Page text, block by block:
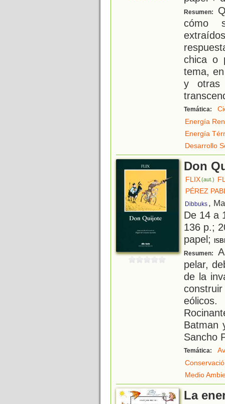
Resumen:
cómo
chica o
tema,
y otras
Temática:
Energía
Energía
Desarrollo
Don
FLIX(aut.)
PÉREZ
Dibbuks ,
De 14 a
136 p.;
papel;
Resumen:
pelar,
de la
Batman
Sancho
Temática:
Medio
La